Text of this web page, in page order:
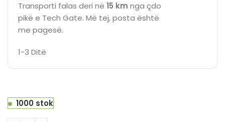
Transporti falas deri në 15 km nga çdo
pikë e Tech Gate. Më tej, posta është
me pagesë.
1-3 Ditë
1000 stok